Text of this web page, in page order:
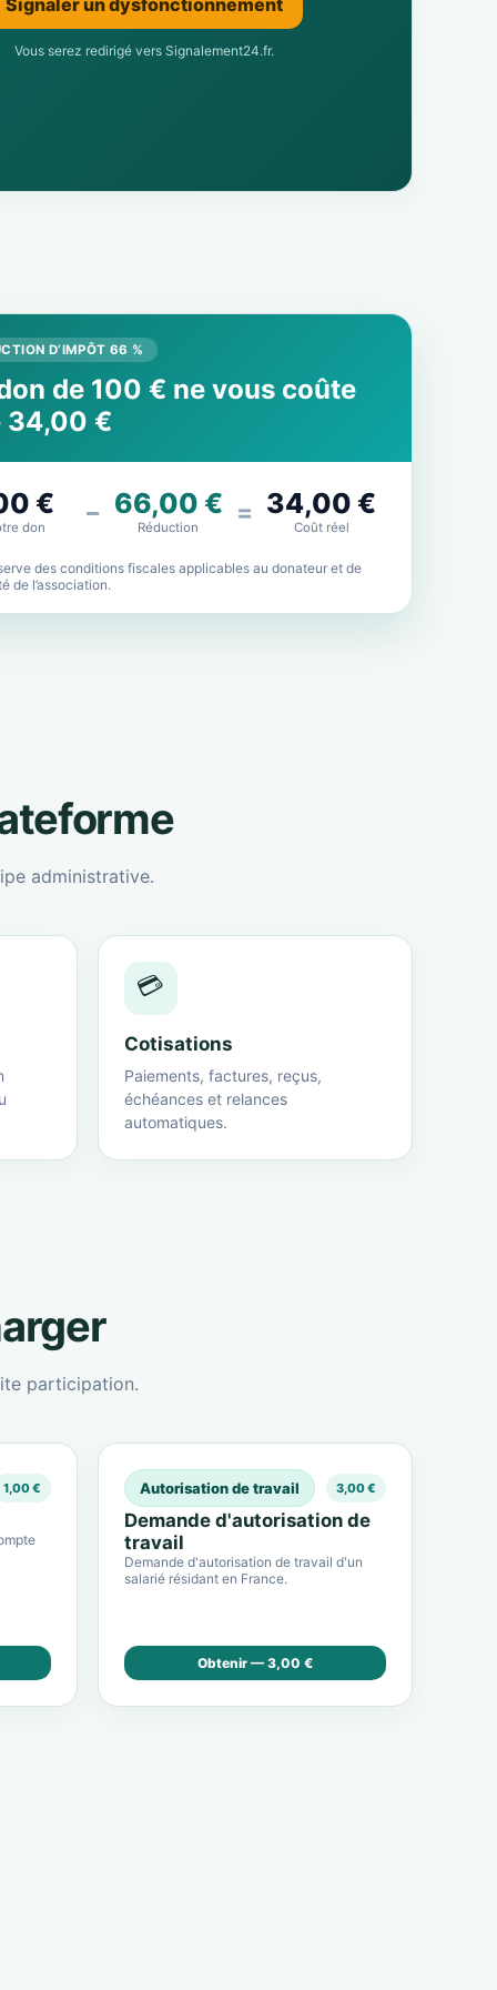
Vous serez redirigé vers Signalement24.fr.
D’IMPÔT 66 %
de 100 € ne vous coûte
34,00 €
€
don
− 66,00 €
Réduction
= 34,00 €
Coût réel
des conditions fiscales applicables au donateur et de
de l’association.
administrative.
💳
Cotisations
Paiements, factures, reçus,
échéances et relances
automatiques.
participation.
1,00 € Autorisation de travail 3,00 €
Demande d'autorisation de
travail
Demande d'autorisation de travail d'un
salarié résidant en France.
Obtenir — 3,00 €